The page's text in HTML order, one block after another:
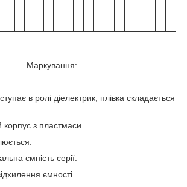
Маркування:
в ролі діелектрик, плівка складається
з пластмаси.
ємність серії.
ємності.